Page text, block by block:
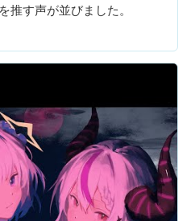
推す声が並びました。